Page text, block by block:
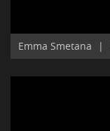
Emma Smetana |